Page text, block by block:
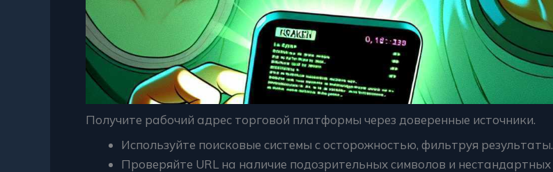
Получите рабочий адрес торговой платформы через доверенные источники.
Используйте поисковые системы с осторожностью, фильтруя результаты.
Проверяйте URL на наличие подозрительных символов и нестандартных